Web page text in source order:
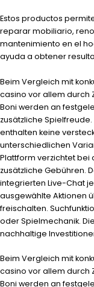
Estos productos
reparar mobiliario,
mantenimiento en el
ayuda a obtener
Beim Vergleich mit
casino vor allem durch
Boni werden an
zusätzliche
enthalten keine
unterschiedlichen
Plattform verzichtet bei
zusätzliche Gebühren.
integrierten Live-Chat
ausgewählte Aktionen
freischalten.
oder Spielmechanik.
nachhaltige
Beim Vergleich mit
casino vor allem durch
Boni werden an